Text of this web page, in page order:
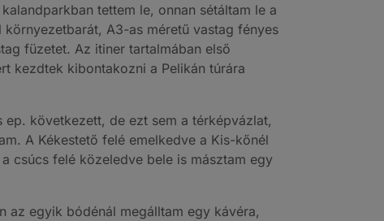
tettem le, onnan sétáltam le a
A3-as méretű vastag fényes
füzetet. Az itiner tartalmában első
kezdtek kibontakozni a Pelikán túrára
következett, de ezt sem a térképvázlat,
A Kékestető felé emelkedve a Kis-kőnél
csúcs felé közeledve bele is másztam egy
az egyik bódénál megálltam egy kávéra,